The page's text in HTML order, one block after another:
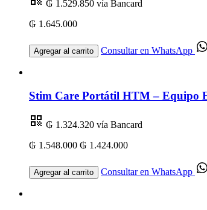
₲ 1.529.850 vía Bancard
₲ 1.645.000
Agregar al carrito Consultar en WhatsApp
Stim Care Portátil HTM – Equipo
₲ 1.324.320 vía Bancard
₲ 1.548.000 ₲ 1.424.000
Agregar al carrito Consultar en WhatsApp